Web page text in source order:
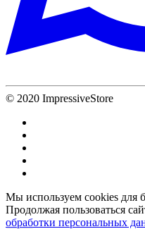
© 2020 ImpressiveStore
Мы используем cookies для
Продолжая пользоваться
обработки персональных